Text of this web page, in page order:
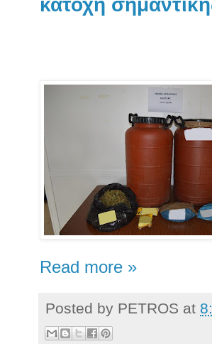
κατοχή
Read more »
Posted by PETROS at